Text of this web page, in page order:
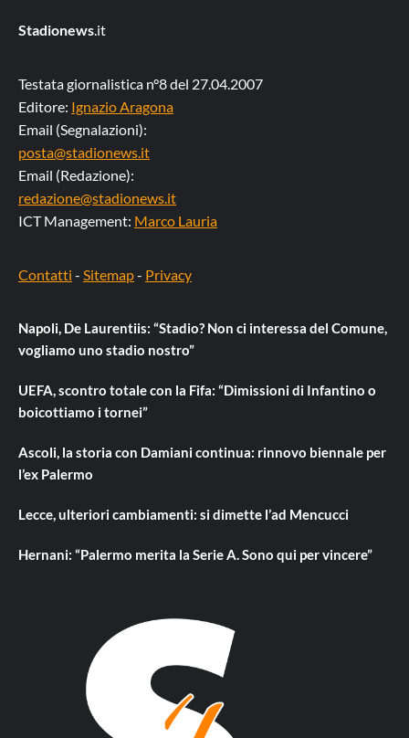
Stadionews.it
Testata giornalistica n°8 del 27.04.2007
Editore: Ignazio Aragona
Email (Segnalazioni):
posta@stadionews.it
Email (Redazione):
redazione@stadionews.it
ICT Management: Marco Lauria
Contatti - Sitemap- Privacy
Napoli, De Laurentiis: “Stadio? Non ci interessa del Comune,
vogliamo uno stadio nostro”
UEFA, scontro totale con la Fifa: “Dimissioni di Infantino o
boicottiamo i tornei”
Ascoli, la storia con Damiani continua: rinnovo biennale per
l’ex Palermo
Lecce, ulteriori cambiamenti: si dimette l’ad Mencucci
Hernani: “Palermo merita la Serie A. Sono qui per vincere”